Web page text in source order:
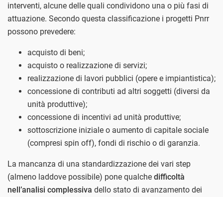
interventi, alcune delle quali condividono una o più fasi di
attuazione. Secondo questa classificazione i progetti Pnrr
possono prevedere:
acquisto di beni;
acquisto o realizzazione di servizi;
realizzazione di lavori pubblici (opere e impiantistica);
concessione di contributi ad altri soggetti (diversi da
unità produttive);
concessione di incentivi ad unità produttive;
sottoscrizione iniziale o aumento di capitale sociale
(compresi spin off), fondi di rischio o di garanzia.
La mancanza di una standardizzazione dei vari step
(almeno laddove possibile) pone qualche difficoltà
nell’analisi complessiva dello stato di avanzamento dei